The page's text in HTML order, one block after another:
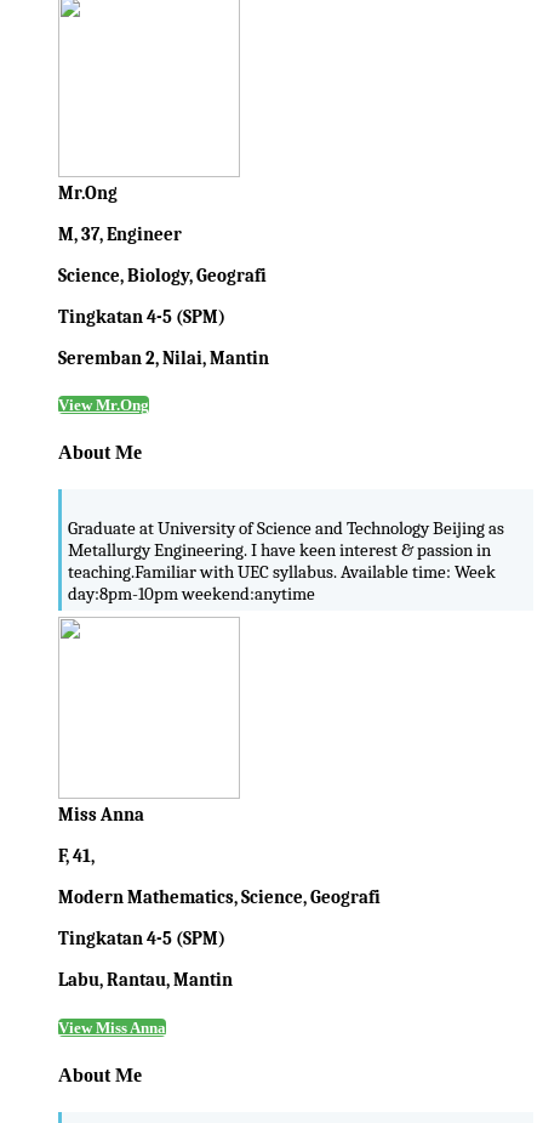
Mr.Ong
M, 37, Engineer
Science, Biology, Geografi
Tingkatan 4-5 (SPM)
Seremban 2, Nilai, Mantin
View Mr.Ong
About Me
Graduate at University of Science and Technology Beijing as
Metallurgy Engineering. I have keen interest & passion in
teaching.Familiar with UEC syllabus. Available time: Week
day:8pm-10pm weekend:anytime
Miss Anna
F, 41,
Modern Mathematics, Science, Geografi
Tingkatan 4-5 (SPM)
Labu, Rantau, Mantin
View Miss Anna
About Me